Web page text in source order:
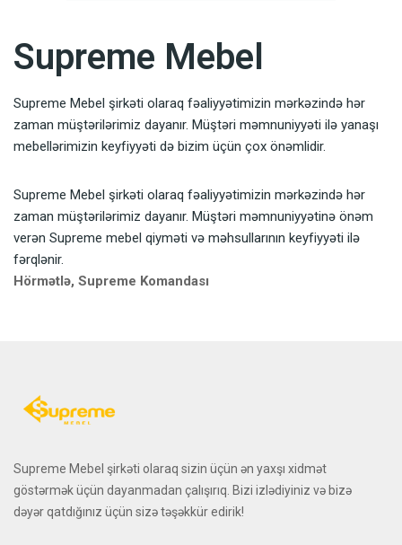
Supreme Mebel
Supreme Mebel şirkəti olaraq fəaliyyətimizin mərkəzində hər
zaman müştərilərimiz dayanır. Müştəri məmnuniyyəti ilə yanaşı
mebellərimizin keyfiyyəti də bizim üçün çox önəmlidir.
Supreme Mebel şirkəti olaraq fəaliyyətimizin mərkəzində hər
zaman müştərilərimiz dayanır. Müştəri məmnuniyyətinə önəm
verən Supreme mebel qiyməti və məhsullarının keyfiyyəti ilə
fərqlənir.
Hörmətlə, Supreme Komandası
Supreme Mebel şirkəti olaraq sizin üçün ən yaxşı xidmət
göstərmək üçün dayanmadan çalışırıq. Bizi izlədiyiniz və bizə
dəyər qatdığınız üçün sizə təşəkkür edirik!